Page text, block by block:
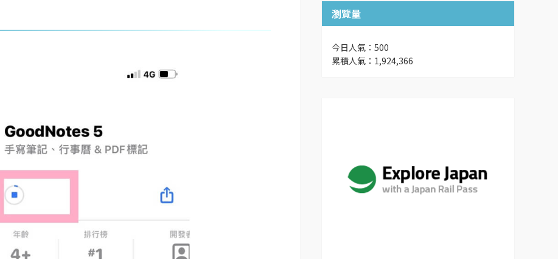
瀏覽量
今日人氣：500
累積人氣：1,924,366